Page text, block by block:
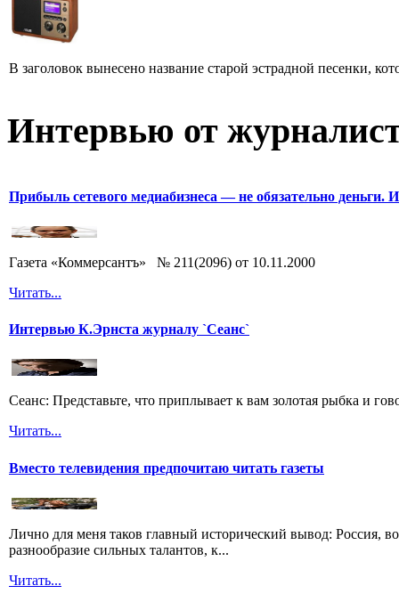
В заголовок вынесено название старой эстрадной песенки,
Интервью от
Прибыль сетевого медиабизнеса — не обязательно деньги.
Газета «Коммерсантъ» № 211(2096) от 10.11.2000
Читать...
Интервью К.Эрнста журналу `Сеанс`
Сеанс: Представьте, что приплывает к вам золотая рыбка и
Читать...
Вместо телевидения предпочитаю читать газеты
Лично для меня таков главный исторический вывод: Россия,
разнообразие сильных талантов, к...
Читать...